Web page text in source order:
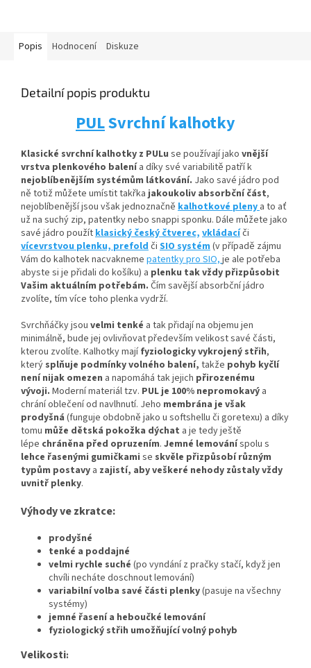
Popis Hodnocení Diskuze
Detailní popis produktu
PULSvrchní kalhotky
Klasické svrchní kalhotky z PULu se používají jako vnější
vrstva plenkového balenía díky své variabilitě patří k
nejoblíbenějším systémům látkování. Jako savé jádro pod
ně totiž můžete umístittakřkajakoukoliv absorbčníčást,
nejoblíbenější jsou však jednoznačně kalhotkové pleny a to ať
už na suchý zip, patentky nebo snappi sponku. Dále můžete jako
savé jádro použítklasický český čtverec, vkládacíči
vícevrstvou plenku,prefoldči SIO systém(v případě zájmu
Vám do kalhotek nacvakneme patentky pro SIO,je ale potřeba
abyste si je přidali do košíku) a plenku tak vždy přizpůsobit
Vašim aktuálním potřebám. Čím savější absorbční jádro
zvolíte, tím více toho plenka vydrží.
Svrchňáčky jsou velmi tenké a tak přidají na objemu jen
minimálně, bude jej ovlivňovat především velikost savé části,
kterou zvolíte. Kalhotky majífyziologicky vykrojený střih,
který splňuje podmínky volného balení, takže pohyb kyčlí
není nijak omezen a napomáhá tak jejich přirozenému
vývoji. Moderní materiál tzv. PUL je 100% nepromokavý a
chrání oblečení od navlhnutí. Jeho membrána je však
prodyšná (funguje obdobně jako u softshellu či goretexu) a díky
tomu může dětská pokožka dýchat a je tedy ještě
lépe chráněna před opruzením. Jemné lemováníspolu s
lehce řasenými gumičkami se skvěle přizpůsobí různým
typům postavy a zajistí, aby veškeré nehody zůstaly vždy
uvnitř plenky.
Výhody ve zkratce:
prodyšné
tenké a poddajné
velmi rychle suché (po vyndání z pračky stačí, když jen
chvíli necháte doschnout lemování)
variabilní volba savé části plenky(pasuje na všechny
systémy)
jemné řasení a heboučké lemování
fyziologický střih umožňující volný pohyb
Velikosti: